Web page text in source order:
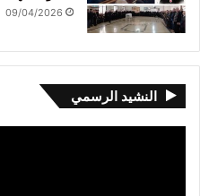
09/04/2026
النشيد الرسمي